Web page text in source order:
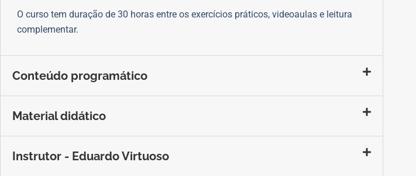
O curso tem duração de 30 horas entre os exercícios práticos, videoaulas e leitura
complementar.
Conteúdo programático
Material didático
Instrutor - Eduardo Virtuoso